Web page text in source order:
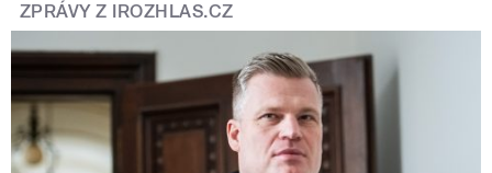
ZPRÁVY Z IROZHLAS.CZ